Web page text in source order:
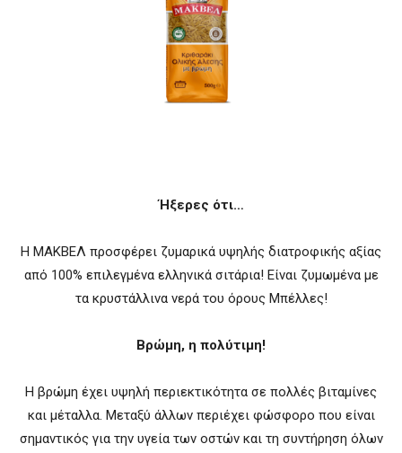
Ήξερες ότι…
Η ΜΑΚΒΕΛ προσφέρει ζυμαρικά υψηλής διατροφικής αξίας
από 100% επιλεγμένα ελληνικά σιτάρια! Είναι ζυμωμένα με
τα κρυστάλλινα νερά του όρους Μπέλλες!
Βρώμη, η πολύτιμη!
Η βρώμη έχει υψηλή περιεκτικότητα σε πολλές βιταμίνες
και μέταλλα. Μεταξύ άλλων περιέχει φώσφορο που είναι
σημαντικός για την υγεία των οστών και τη συντήρηση όλων